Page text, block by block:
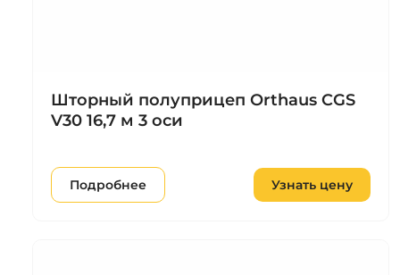
Шторный полуприцеп Orthaus CGS
V30 16,7 м 3 оси
Подробнее Узнать цену